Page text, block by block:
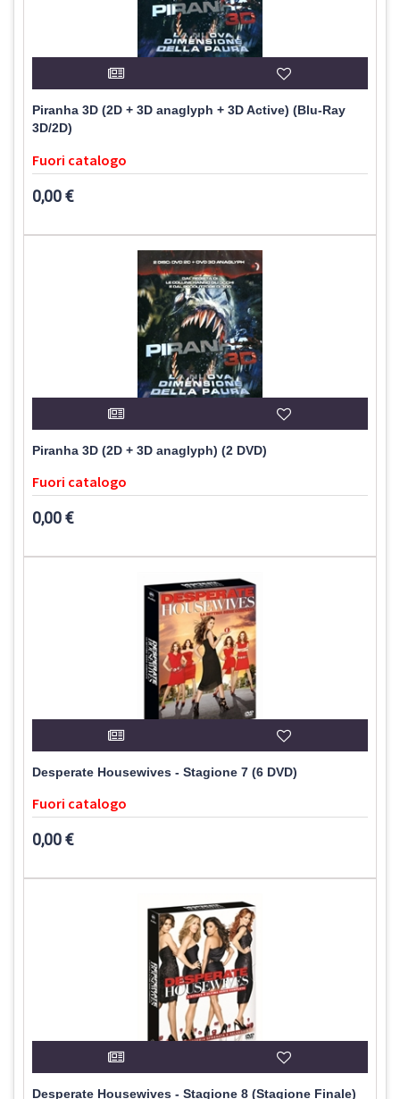
Piranha 3D (2D + 3D anaglyph + 3D Active) (Blu-Ray
3D/2D)
Fuori catalogo
0,00 €
Piranha 3D (2D + 3D anaglyph) (2 DVD)
Fuori catalogo
0,00 €
Desperate Housewives - Stagione 7 (6 DVD)
Fuori catalogo
0,00 €
Desperate Housewives - Stagione 8 (Stagione Finale)